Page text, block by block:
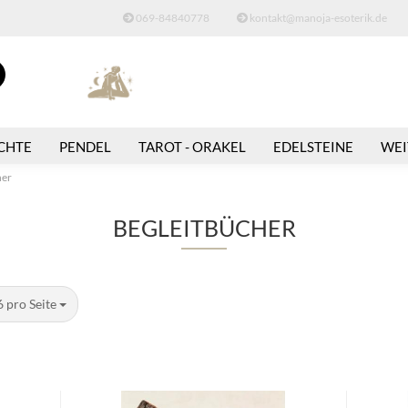
069-84840778 kontakt@manoja-esoterik.de
Suche...
PENDEL TAROT - ORAKEL EDELSTEINE
BEGLEITBÜCHER
pro Seite
Seite